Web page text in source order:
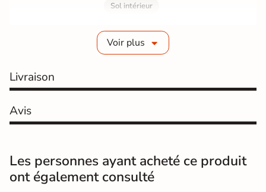
Sol intérieur
Grès cérame émaillé
Résistance à
Gr4 - Très résistant
Masse colorée Oui
rectifié
Finition Mate
Voir plus
Livraison
Avis
Les personnes ayant acheté ce produit
ont également consulté